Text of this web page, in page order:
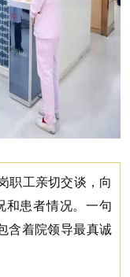
职工亲切交谈，向
和患者情况。一句
含着院领导最真诚